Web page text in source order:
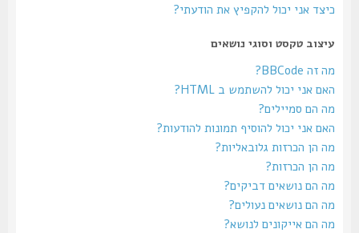
כיצד אני יכול להקפיץ את הודעתי?
עיצוב טקסט וסוגי נושאים
מה זה BBCode?
האם אני יכול להשתמש ב HTML?
מה הם סמיילים?
האם אני יכול להוסיף תמונות להודעות?
מה הן הכרזות גלובאליות?
מה הן הכרזות?
מה הם נושאים דביקים?
מה הם נושאים נעולים?
מה הם אייקונים לנושא?